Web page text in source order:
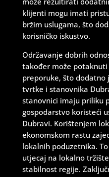
klijenti mogu imati
bržim uslugama, što
korisničko iskustvo.
Održavanje dobrih
također može
preporuke, što dodatno
tvrtke i stanovnika
stanovnici imaju priliku
gospodarstvo koristeći
Dubravi. Korištenjem
ekonomskom rastu
lokalnih poduzetnika.
utjecaj na lokalno
stabilnost regije.